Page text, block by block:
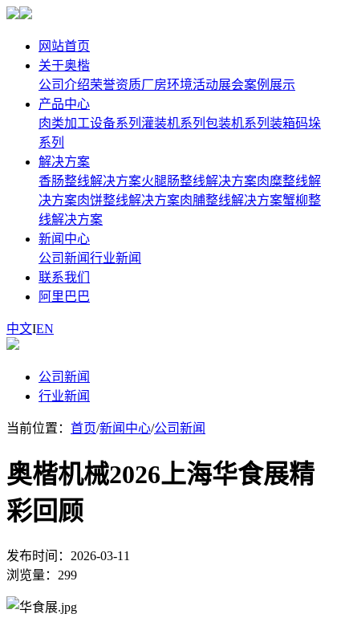
网站首页
关于奥楷
公司介绍荣誉资质厂房环境活动展会案例展示
产品中心
肉类加工设备系列 灌装机系列 包装机系列 装箱码垛
系列
解决方案
香肠整线解决方案火腿肠整线解决方案肉糜整线解
决方案肉饼整线解决方案肉脯整线解决方案蟹柳整
线解决方案
新闻中心
公司新闻行业新闻
联系我们
阿里巴巴
中文IEN
公司新闻
行业新闻
当前位置： 首页/新闻中心/公司新闻
奥楷机械2026上海华食展精
彩回顾
发布时间：2026-03-11
浏览量：299